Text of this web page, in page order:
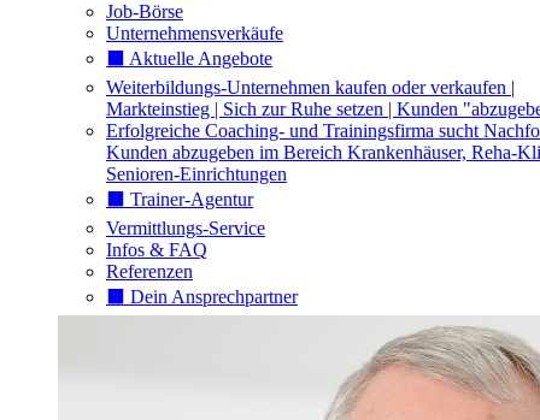
Job-Börse
Unternehmensverkäufe
⬛️ Aktuelle Angebote
Weiterbildungs-Unternehmen kaufen oder verkaufen |
Markteinstieg | Sich zur Ruhe setzen | Kunden
Erfolgreiche Coaching- und Trainingsfirma sucht
Kunden abzugeben im Bereich Krankenhäuser, Reha-
Senioren-Einrichtungen
⬛️ Trainer-Agentur
Vermittlungs-Service
Infos & FAQ
Referenzen
⬛️ Dein Ansprechpartner